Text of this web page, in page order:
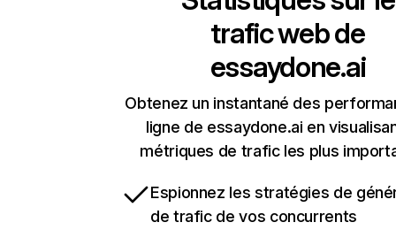
trafic web de
essaydone.ai
Obtenez un instantané des
ligne de essaydone.ai en
métriques de trafic les plus
Espionnez les stratégies de
de trafic de vos concurrents